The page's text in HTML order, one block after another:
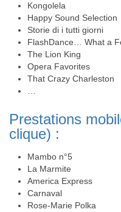
Kongolela
Happy Sound Selection
Storie di i tutti giorni
FlashDance… What a
The Lion King
Opera Favorites
That Crazy Charleston
Prestations
clique) :
Mambo n°5
La Marmite
America Express
Carnaval
Rose-Marie Polka